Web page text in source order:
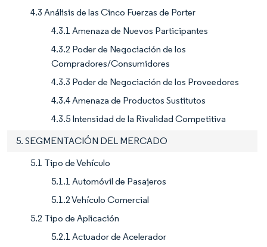
4.3 Análisis de las Cinco Fuerzas de Porter
4.3.1 Amenaza de Nuevos Participantes
4.3.2 Poder de Negociación de los
Compradores/Consumidores
4.3.3 Poder de Negociación de los Proveedores
4.3.4 Amenaza de Productos Sustitutos
4.3.5 Intensidad de la Rivalidad Competitiva
5. SEGMENTACIÓN DEL MERCADO
5.1 Tipo de Vehículo
5.1.1 Automóvil de Pasajeros
5.1.2 Vehículo Comercial
5.2 Tipo de Aplicación
5.2.1 Actuador de Acelerador